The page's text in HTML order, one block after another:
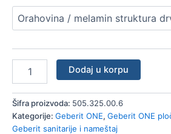
Dodaj u korpu
Šifra proizvoda: 505.325.00.6
Kategorije: Geberit ONE, Geberit ONE
Geberit sanitarije i nameštaj